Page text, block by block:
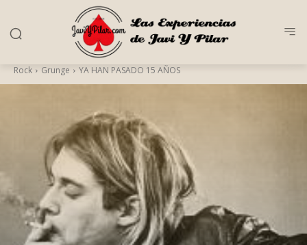
Rock Grunge YA HAN PASADO 15 AÑOS